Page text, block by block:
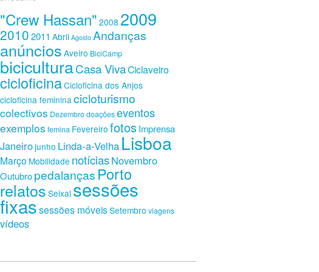
"Crew Hassan" 2008 2009
20102011 Abril Agosto Andanças
anúncios Aveiro BiciCamp
biciculturaCasa VivaCiclaveiro
cicloficinaCicloficina dos Anjos
cicloficina feminina cicloturismo
colectivos Dezembrodoaçõeseventos
exemplos femina Fevereiro fotos Imprensa
Janeirojunho Linda-a-Velha Lisboa
Março Mobilidade notíciasNovembro
Outubro pedalanças Porto
relatos Seixal sessões
fixassessões móveisSetembro viagens
vídeos